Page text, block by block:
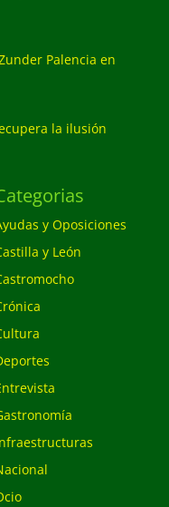
Palencia en
la ilusión
y Oposiciones
y León